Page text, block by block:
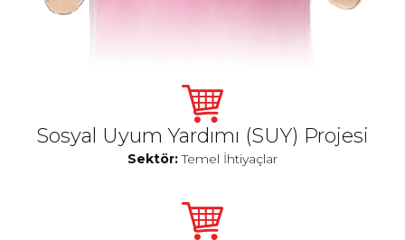
Sosyal Uyum Yardımı (SUY) Projesi
Sektör:Temel İhtiyaçlar